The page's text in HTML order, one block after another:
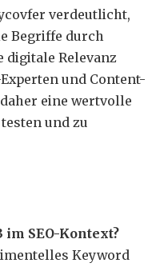
verdeutlicht,
Begriffe durch
digitale Relevanz
und Content-
eine wertvolle
und zu
SEO-Kontext?
Keyword